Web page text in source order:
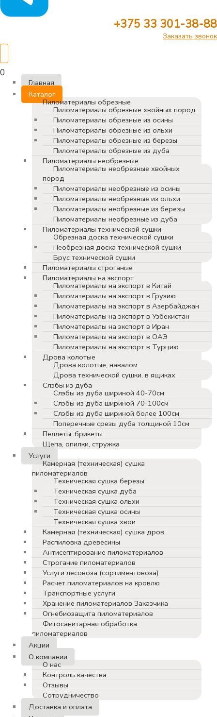
+375 33 301-38-88
Заказать звонок
0
Главная
Каталог
Пиломатериалы обрезные
Пиломатериалы обрезные хвойных пород
Пиломатериалы обрезные из осины
Пиломатериалы обрезные из ольхи
Пиломатериалы обрезные из березы
Пиломатериалы обрезные из дуба
Пиломатериалы необрезные
Пиломатериалы необрезные хвойных
пород
Пиломатериалы необрезные из осины
Пиломатериалы необрезные из ольхи
Пиломатериалы необрезные из березы
Пиломатериалы необрезные из дуба
Пиломатериалы технической сушки
Обрезная доска технической сушки
Необрезная доска технической сушки
Брус технической сушки
Пиломатериалы строганые
Пиломатериалы на экспорт
Пиломатериалы на экспорт в Китай
Пиломатериалы на экспорт в Грузию
Пиломатериалы на экспорт в Азербайджан
Пиломатериалы на экспорт в Узбекистан
Пиломатериалы на экспорт в Иран
Пиломатериалы на экспорт в ОАЭ
Пиломатериалы на экспорт в Турцию
Дрова колотые
Дрова колотые, навалом
Дрова технической сушки, в ящиках
Слэбы из дуба
Слэбы из дуба шириной 40-70см
Слэбы из дуба шириной 70-100см
Слэбы из дуба шириной более 100см
Поперечные срезы дуба толщиной 10см
Пеллеты, брикеты
Щепа, опилки, стружка
Услуги
Камерная (техническая) сушка
пиломатериалов
Техническая сушка березы
Техническая сушка дуба
Техническая сушка ольхи
Техническая сушка осины
Техническая сушка хвои
Камерная (техническая) сушка дров
Распиловка древесины
Антисептирование пиломатериалов
Строгание пиломатериалов
Услуги лесовоза (сортиментовоза)
Расчет пиломатериалов на кровлю
Транспортные услуги
Хранение пиломатериалов Заказчика
Огнебиозащита пиломатериалов
Фитосанитарная обработка
пиломатериалов
Акции
О компании
О нас
Контроль качества
Отзывы
Сотрудничество
Доставка и оплата